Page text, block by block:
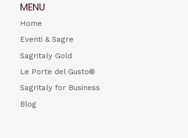
MENU
Home
Eventi & Sagre
Sagritaly Gold
Le Porte del Gusto®
Sagritaly for Business
Blog